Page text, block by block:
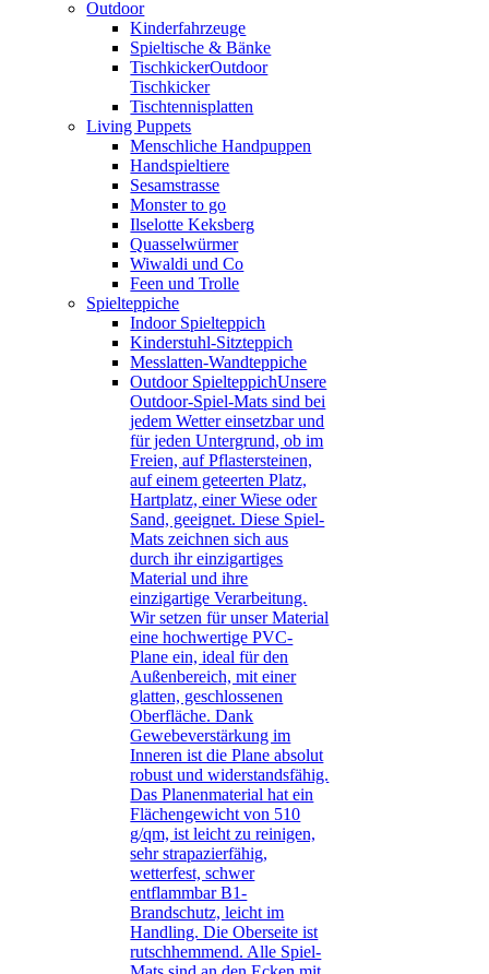
Outdoor
Kinderfahrzeuge
Spieltische & Bänke
TischkickerOutdoor
Tischkicker
Tischtennisplatten
Living Puppets
Menschliche Handpuppen
Handspieltiere
Sesamstrasse
Monster to go
Ilselotte Keksberg
Quasselwürmer
Wiwaldi und Co
Feen und Trolle
Spielteppiche
Indoor Spielteppich
Kinderstuhl-Sitzteppich
Messlatten-Wandteppiche
Outdoor SpielteppichUnsere
Outdoor-Spiel-Mats sind bei
jedem Wetter einsetzbar und
für jeden Untergrund, ob im
Freien, auf Pflastersteinen,
auf einem geteerten Platz,
Hartplatz, einer Wiese oder
Sand, geeignet. Diese Spiel-
Mats zeichnen sich aus
durch ihr einzigartiges
Material und ihre
einzigartige Verarbeitung.
Wir setzen für unser Material
eine hochwertige PVC-
Plane ein, ideal für den
Außenbereich, mit einer
glatten, geschlossenen
Oberfläche. Dank
Gewebeverstärkung im
Inneren ist die Plane absolut
robust und widerstandsfähig.
Das Planenmaterial hat ein
Flächengewicht von 510
g/qm, ist leicht zu reinigen,
sehr strapazierfähig,
wetterfest, schwer
entflammbar B1-
Brandschutz, leicht im
Handling. Die Oberseite ist
rutschhemmend. Alle Spiel-